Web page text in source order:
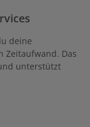
deine
Zeitaufwand. Das
unterstützt